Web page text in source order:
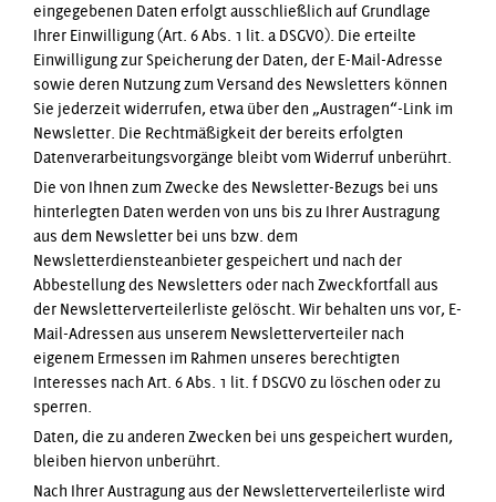
eingegebenen Daten erfolgt ausschließlich auf Grundlage
Ihrer Einwilligung (Art. 6 Abs. 1 lit. a DSGVO). Die erteilte
Einwilligung zur Speicherung der Daten, der E-Mail-Adresse
sowie deren Nutzung zum Versand des Newsletters können
Sie jederzeit widerrufen, etwa über den „Austragen“-Link im
Newsletter. Die Rechtmäßigkeit der bereits erfolgten
Datenverarbeitungsvorgänge bleibt vom Widerruf unberührt.
Die von Ihnen zum Zwecke des Newsletter-Bezugs bei uns
hinterlegten Daten werden von uns bis zu Ihrer Austragung
aus dem Newsletter bei uns bzw. dem
Newsletterdiensteanbieter gespeichert und nach der
Abbestellung des Newsletters oder nach Zweckfortfall aus
der Newsletterverteilerliste gelöscht. Wir behalten uns vor, E-
Mail-Adressen aus unserem Newsletterverteiler nach
eigenem Ermessen im Rahmen unseres berechtigten
Interesses nach Art. 6 Abs. 1 lit. f DSGVO zu löschen oder zu
sperren.
Daten, die zu anderen Zwecken bei uns gespeichert wurden,
bleiben hiervon unberührt.
Nach Ihrer Austragung aus der Newsletterverteilerliste wird